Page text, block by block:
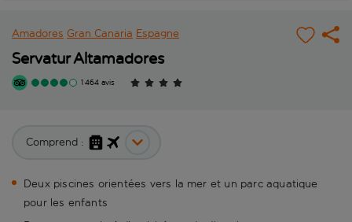
Amadores Gran Canaria Espagne
Servatur Altamadores
1 464 avis
Comprend :
Deux piscines orientées vers la mer et un parc aquatique
pour les enfants